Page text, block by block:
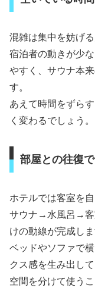
混雑は集中を妨げる
宿泊者の動きが少
やすく、サウナ本
す。
あえて時間をずら
く変わるでしょう。
部屋との往復
ホテルでは客室を
サウナ→水風呂→客
けの動線が完成しま
ベッドやソファで
クス感を生み出し
空間を分けて使う